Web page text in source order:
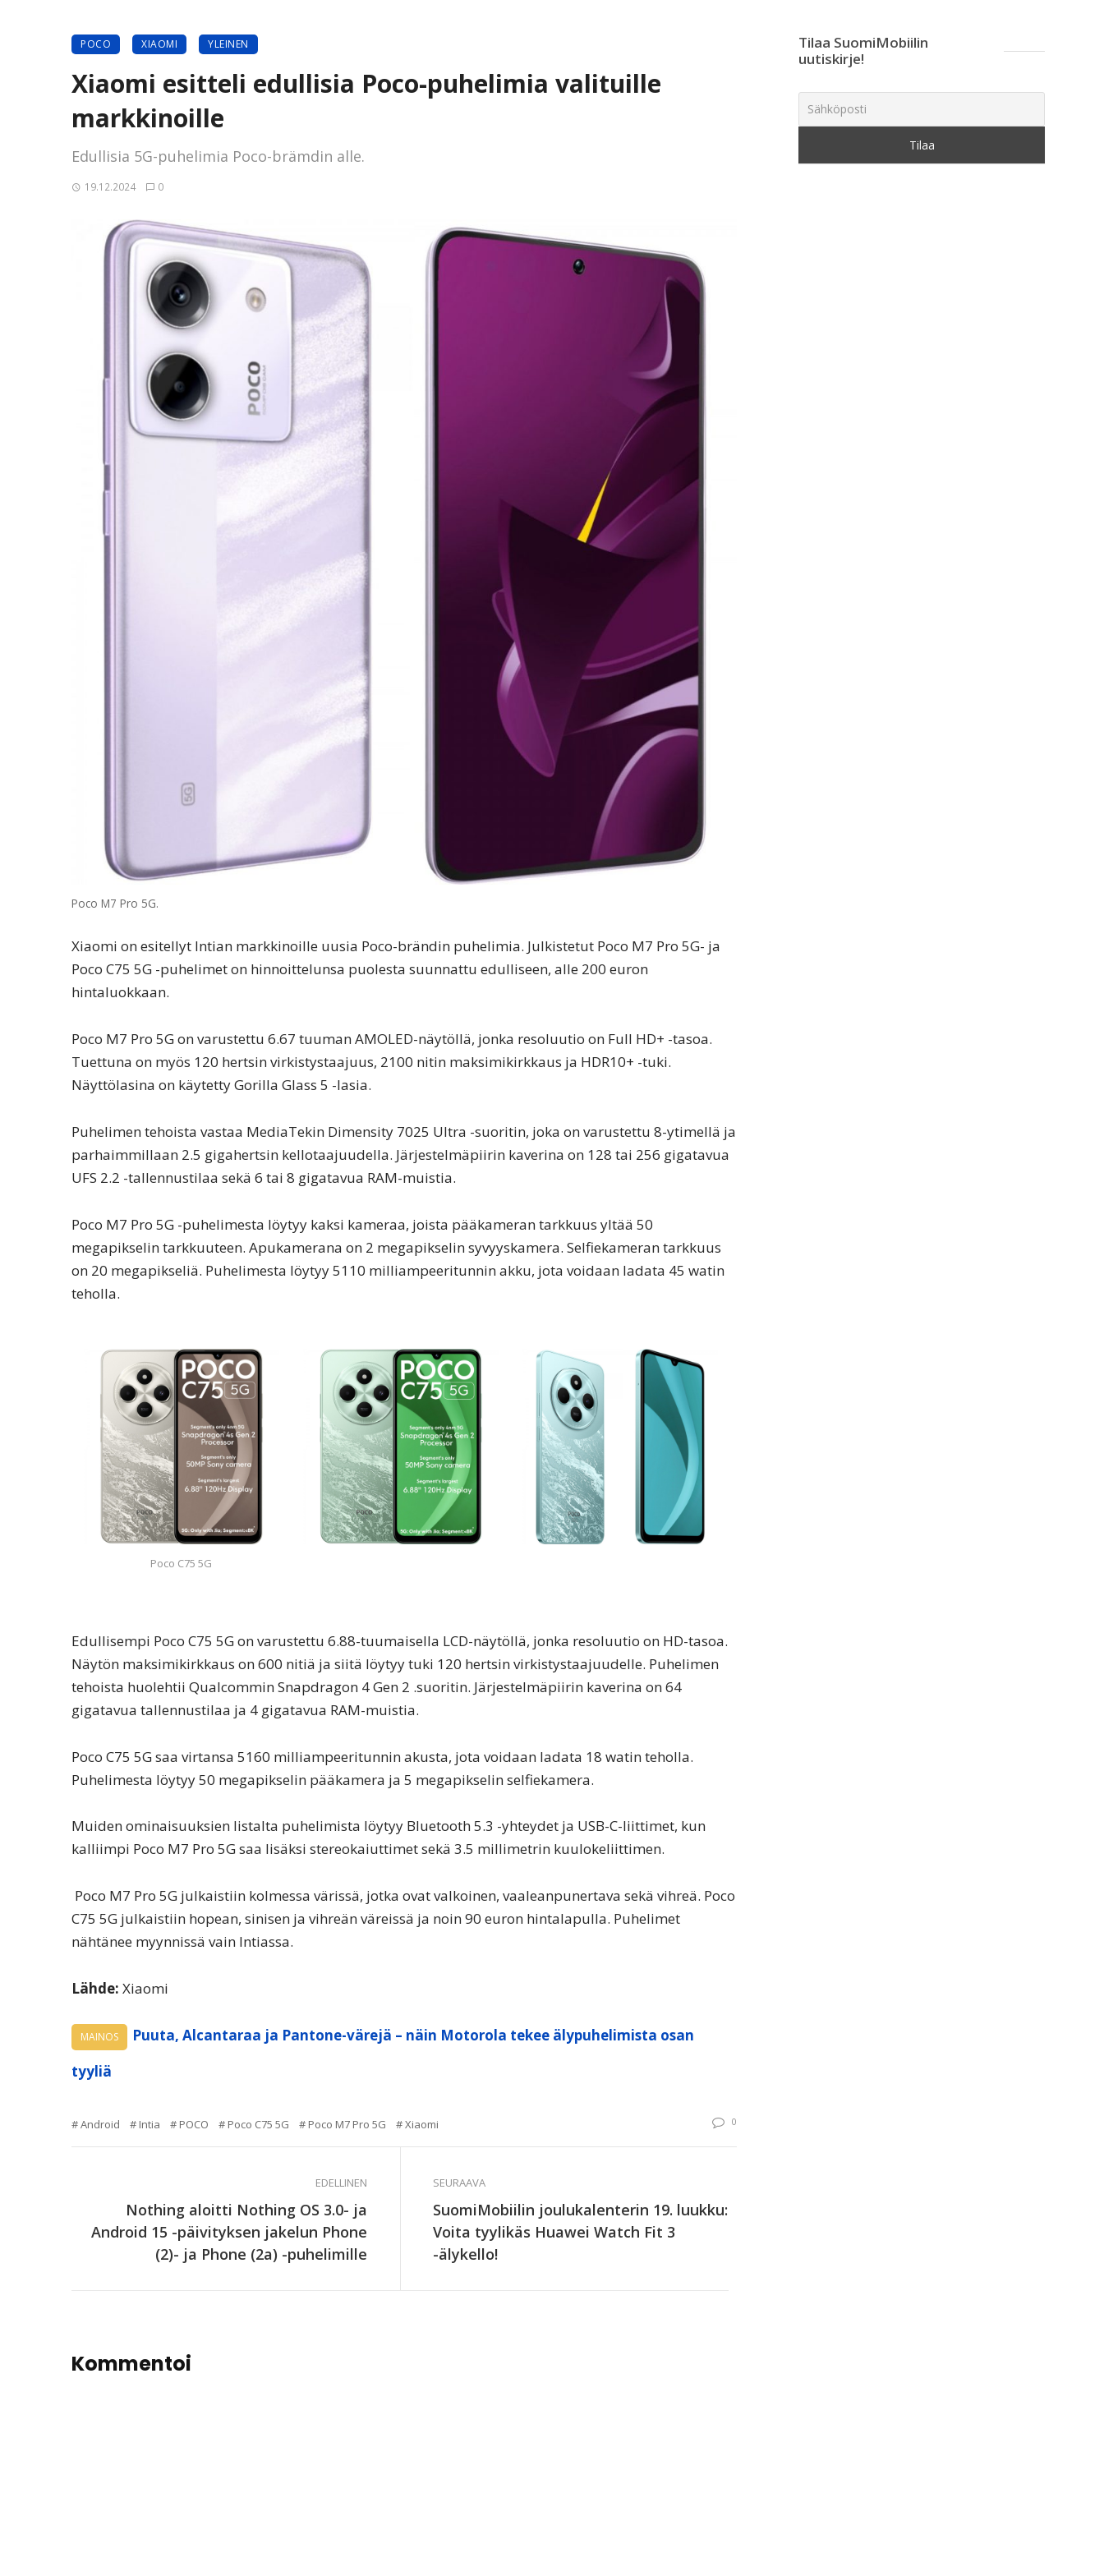
POCO XIAOMI YLEINEN
Xiaomi esitteli edullisia Poco-puhelimia valituille
markkinoille
Edullisia 5G-puhelimia Poco-brämdin alle.
19.12.2024 0
Poco M7 Pro 5G.
Xiaomi on esitellyt Intian markkinoille uusia Poco-brändin puhelimia. Julkistetut Poco M7 Pro 5G- ja
Poco C75 5G -puhelimet on hinnoittelunsa puolesta suunnattu edulliseen, alle 200 euron
hintaluokkaan.
Poco M7 Pro 5G on varustettu 6.67 tuuman AMOLED-näytöllä, jonka resoluutio on Full HD+ -tasoa.
Tuettuna on myös 120 hertsin virkistystaajuus, 2100 nitin maksimikirkkaus ja HDR10+ -tuki.
Näyttölasina on käytetty Gorilla Glass 5 -lasia.
Puhelimen tehoista vastaa MediaTekin Dimensity 7025 Ultra -suoritin, joka on varustettu 8-ytimellä ja
parhaimmillaan 2.5 gigahertsin kellotaajuudella. Järjestelmäpiirin kaverina on 128 tai 256 gigatavua
UFS 2.2 -tallennustilaa sekä 6 tai 8 gigatavua RAM-muistia.
Poco M7 Pro 5G -puhelimesta löytyy kaksi kameraa, joista pääkameran tarkkuus yltää 50
megapikselin tarkkuuteen. Apukamerana on 2 megapikselin syvyyskamera. Selfiekameran tarkkuus
on 20 megapikseliä. Puhelimesta löytyy 5110 milliampeeritunnin akku, jota voidaan ladata 45 watin
teholla.
Poco C75 5G
Edullisempi Poco C75 5G on varustettu 6.88-tuumaisella LCD-näytöllä, jonka resoluutio on HD-tasoa.
Näytön maksimikirkkaus on 600 nitiä ja siitä löytyy tuki 120 hertsin virkistystaajuudelle. Puhelimen
tehoista huolehtii Qualcommin Snapdragon 4 Gen 2 .suoritin. Järjestelmäpiirin kaverina on 64
gigatavua tallennustilaa ja 4 gigatavua RAM-muistia.
Poco C75 5G saa virtansa 5160 milliampeeritunnin akusta, jota voidaan ladata 18 watin teholla.
Puhelimesta löytyy 50 megapikselin pääkamera ja 5 megapikselin selfiekamera.
Muiden ominaisuuksien listalta puhelimista löytyy Bluetooth 5.3 -yhteydet ja USB-C-liittimet, kun
kalliimpi Poco M7 Pro 5G saa lisäksi stereokaiuttimet sekä 3.5 millimetrin kuulokeliittimen.
Poco M7 Pro 5G julkaistiin kolmessa värissä, jotka ovat valkoinen, vaaleanpunertava sekä vihreä. Poco
C75 5G julkaistiin hopean, sinisen ja vihreän väreissä ja noin 90 euron hintalapulla. Puhelimet
nähtänee myynnissä vain Intiassa.
Lähde: Xiaomi
MAINOS
Puuta, Alcantaraa ja Pantone-värejä – näin Motorola tekee älypuhelimista osan
tyyliä
Android Intia POCO Poco C75 5G Poco M7 Pro 5G Xiaomi 0
EDELLINEN
Nothing aloitti Nothing OS 3.0- ja
Android 15 -päivityksen jakelun Phone
(2)- ja Phone (2a) -puhelimille
SEURAAVA
SuomiMobiilin joulukalenterin 19. luukku:
Voita tyylikäs Huawei Watch Fit 3
-älykello!
Kommentoi
Tilaa SuomiMobiilin
uutiskirje!